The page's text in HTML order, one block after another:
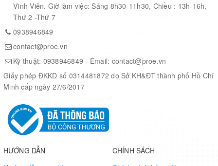
Vĩnh Viễn. Giờ làm việc: Sáng 8h30-11h30, Chiều : 13h-16h,
Thứ 2 -Thứ 7
0938946849
contact@proe.vn
Kỹ thuật: 0938946849 - Email: contact@proe.vn
Giấy phép ĐKKD số 0314481872 do Sở KH&ĐT thành phố Hồ Chí
Minh cấp ngày 27/6/2017
HƯỚNG DẪN
CHÍNH SÁCH